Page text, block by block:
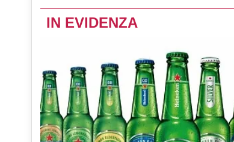
IN EVIDENZA